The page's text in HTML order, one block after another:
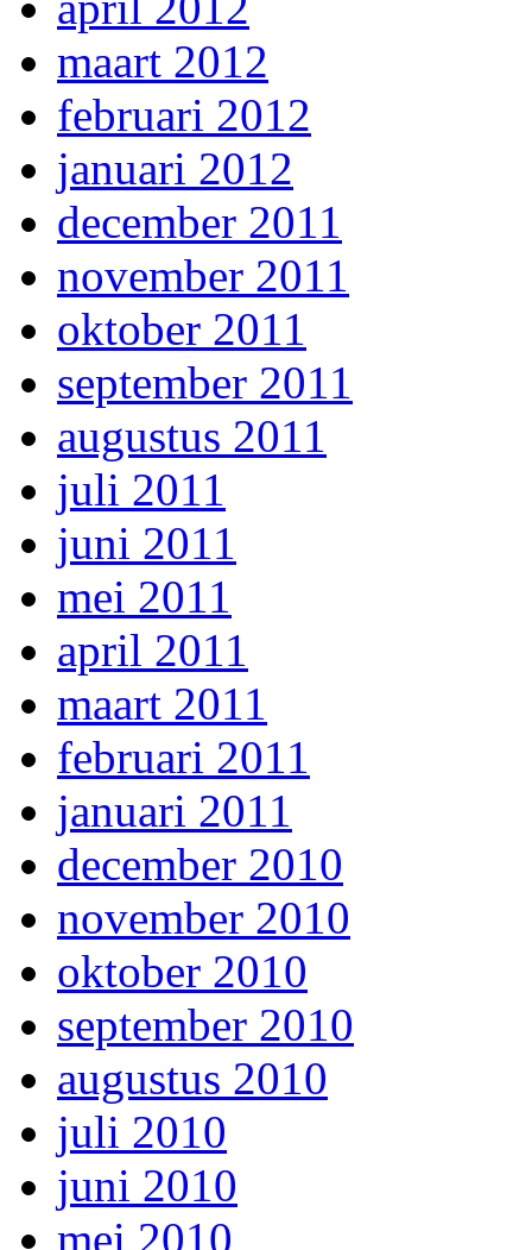
maart 2012
februari 2012
januari 2012
december 2011
november 2011
oktober 2011
september 2011
augustus 2011
juli 2011
juni 2011
mei 2011
april 2011
maart 2011
februari 2011
januari 2011
december 2010
november 2010
oktober 2010
september 2010
augustus 2010
juli 2010
juni 2010
mei 2010